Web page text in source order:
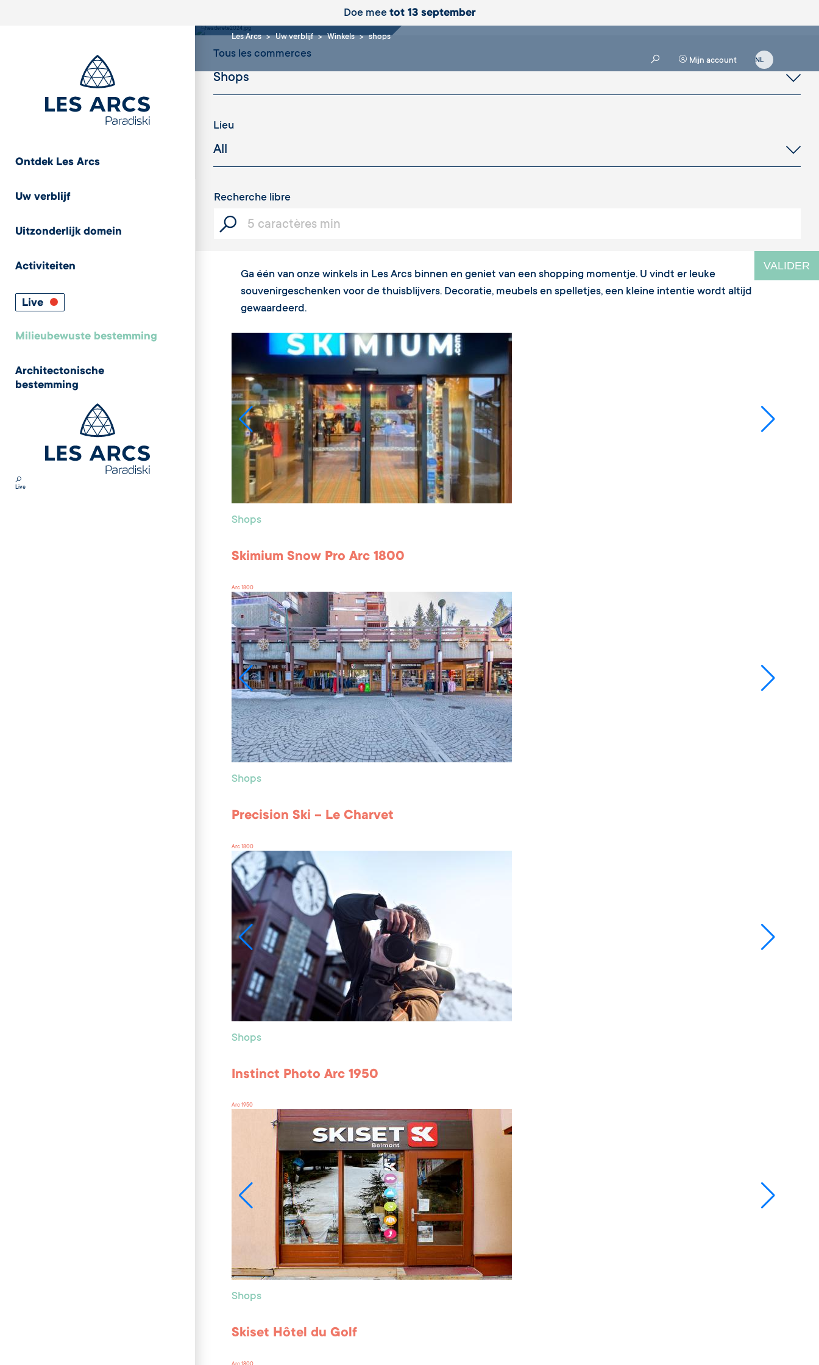
Doe mee tot 13 september
Ontdek Les Arcs
Uw verblijf
Uitzonderlijk domein
Activiteiten
Live
Milieubewuste bestemming
Architectonische
bestemming
Live
Les Arcs Uw verblijf Winkels shops
Mijn account
Tous les commerces
Lieu
Recherche libre
VALIDER
Ga één van onze winkels in Les Arcs binnen en geniet van een shopping momentje. U vindt er leuke
souvenirgeschenken voor de thuisblijvers. Decoratie, meubels en spelletjes, een kleine intentie wordt altijd
gewaardeerd.
Shops
Skimium Snow Pro Arc 1800
Arc 1800
Shops
Precision Ski – Le Charvet
Arc 1800
Shops
Instinct Photo Arc 1950
Arc 1950
Shops
Skiset Hôtel du Golf